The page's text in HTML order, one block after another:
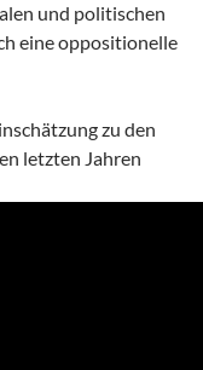
und politischen
eine oppositionelle
zu den
letzten Jahren